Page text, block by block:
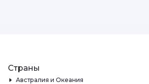
Страны
Австралия и Океания